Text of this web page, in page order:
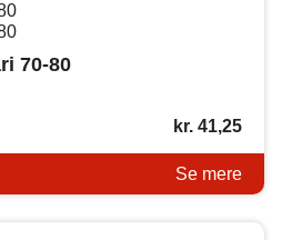
70-80
kr.41,25
Se mere